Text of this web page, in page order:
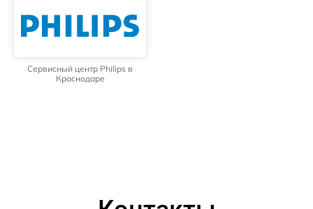
Сервисный центр Philips в
Краснодаре